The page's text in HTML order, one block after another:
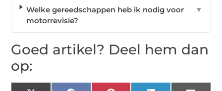
Welke gereedschappen heb ik nodig voor
motorrevisie?
▼
Goed artikel? Deel hem dan
op: